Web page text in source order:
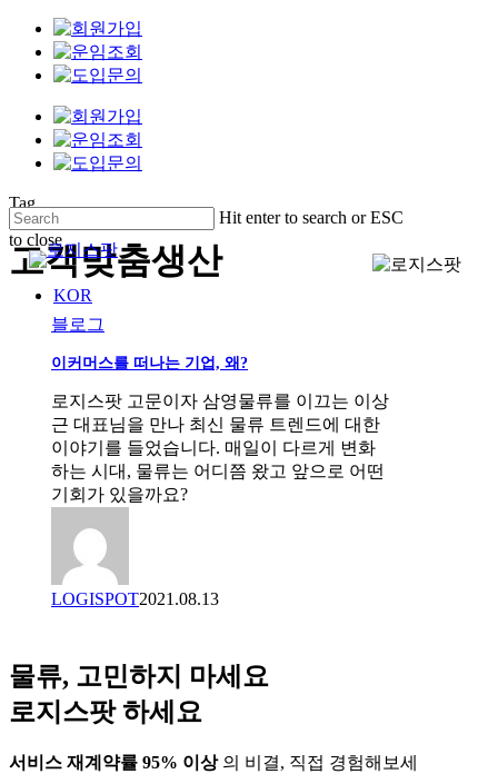
Skip
content
Hit enter to search or ESC
to close
Close
Search
Menu
KOR
Tag
고객맞춤생산
이
머
스
를
떠
나
는
기
왜?
블로그
이커머스를 떠나는 기업, 왜?
로지스팟 고문이자 삼영물류를 이끄는 이상
근 대표님을 만나 최신 물류 트렌드에 대한
이야기를 들었습니다. 매일이 다르게 변화
하는 시대, 물류는 어디쯤 왔고 앞으로 어떤
기회가 있을까요?
LOGISPOT2021.08.13
물류, 고민하지 마세요
로지스팟 하세요
서비스 재계약률 95% 이상의 비결, 직접 경험해보세